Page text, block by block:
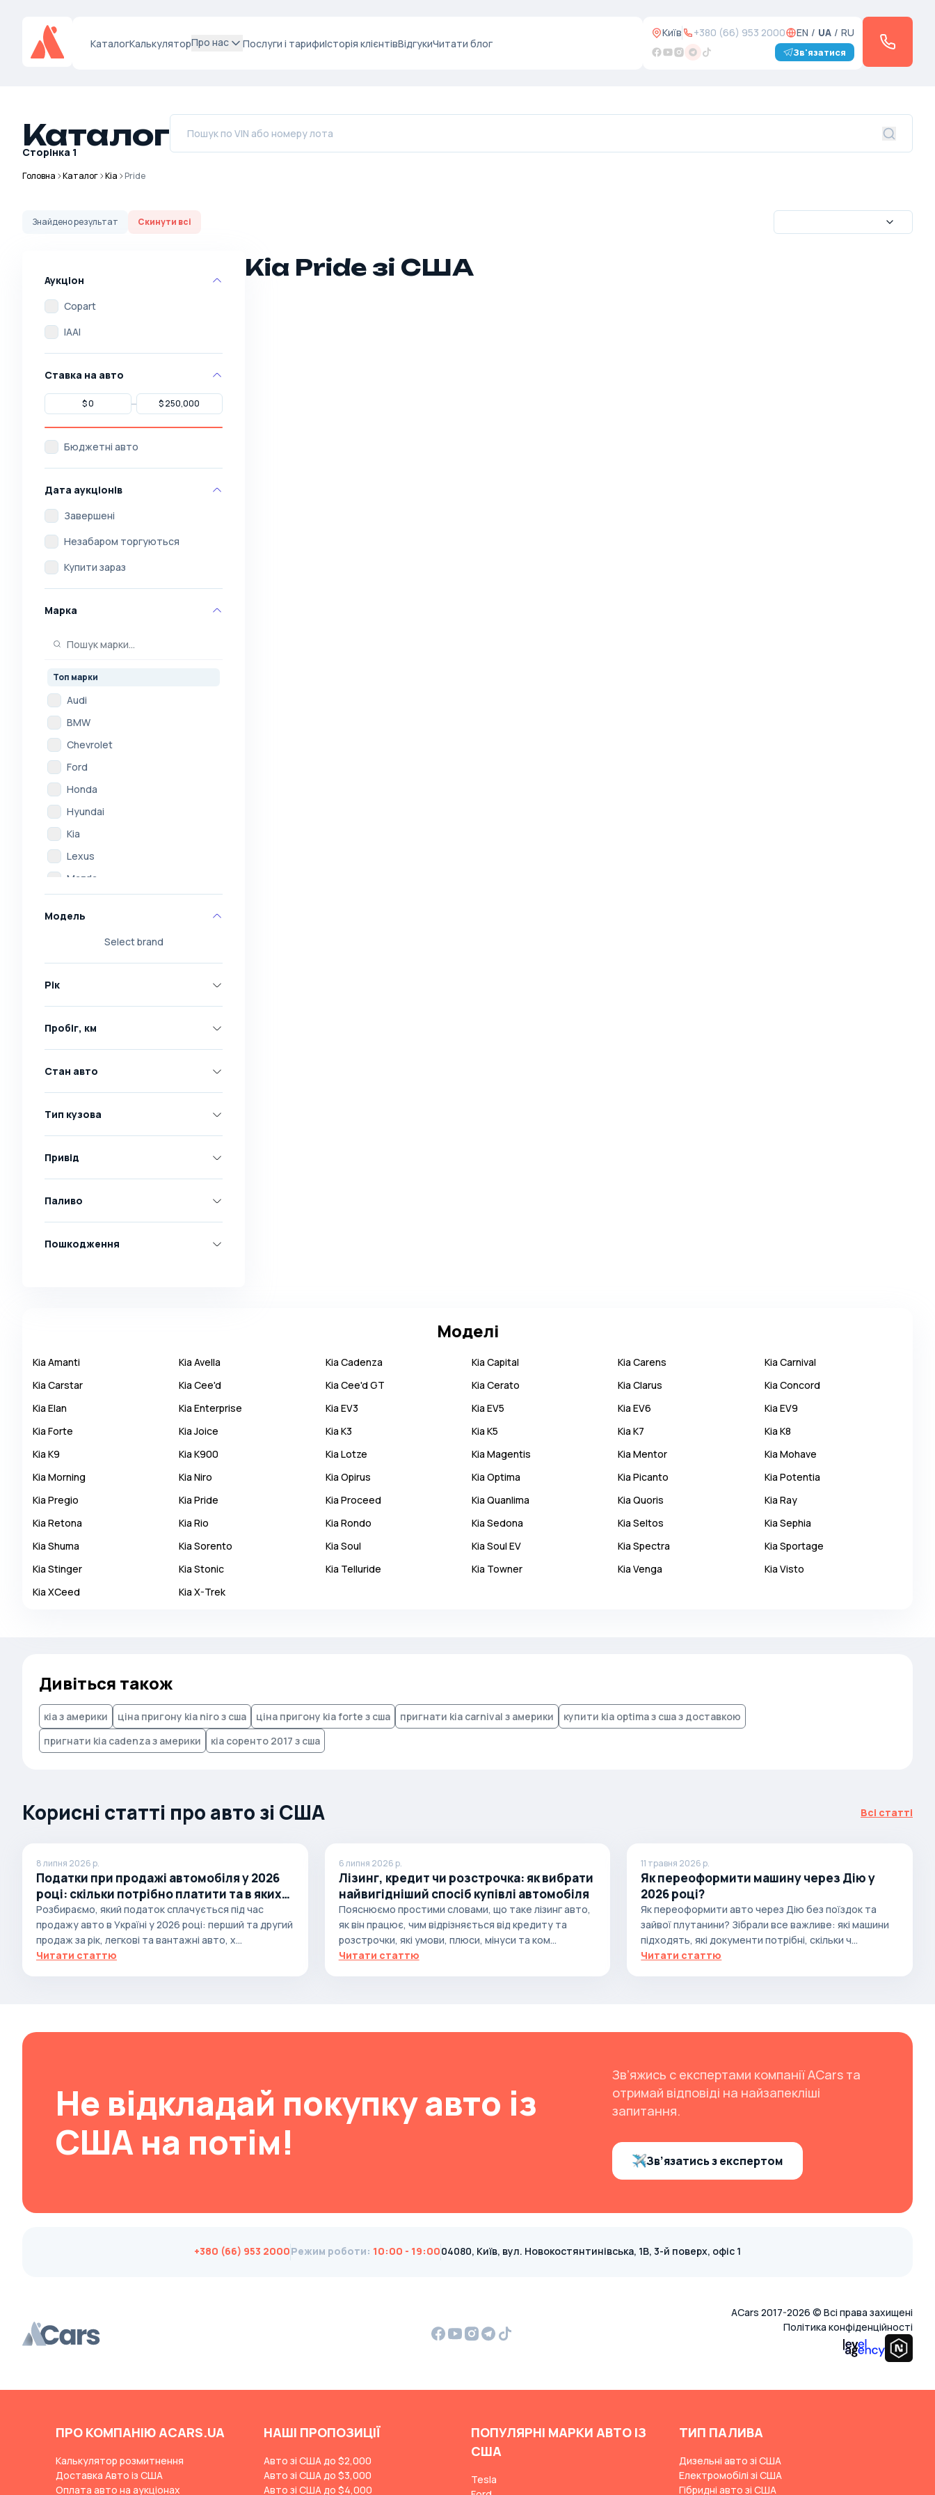
КаталогКалькуляторПро нас Послуги і тарифиІсторія клієнтівВідгукиЧитати блог
Київ +380 (66) 953 2000 EN / UA / RU
Зв'язатися
Каталог
Сторінка 1
Головна Каталог Kia Pride
Знайденорезультат Скинути всі
Аукціон
Copart
IAAI
Ставка на авто
Бюджетні авто
Дата аукціонів
Завершені
Незабаром торгуються
Купити зараз
Марка
Топ марки
Audi
BMW
Chevrolet
Ford
Honda
Hyundai
Kia
Lexus
Mazda
Mitsubishi
Opel
Skoda
Volkswagen
Abarth
AC
Acura
Adler
Alfa Romeo
Apal
Autobianchi
Baltijas Dzips
Batmobile
Bentley
Bertone
Bitter
Borgward
Brabus
Brilliance
Bristol
Bronto
Cadillac
Callaway
Carbodies
Caterham
Chrysler
Cord
Dacia
Dadi
Модель
Select brand
Рік
Пробіг, км
Стан авто
Тип кузова
Привід
Паливо
Пошкодження
Kia Pride зі США
Моделі
Kia Amanti Kia Avella Kia Cadenza Kia Capital Kia Carens Kia Carnival
Kia Carstar Kia Cee'd Kia Cee'd GT Kia Cerato Kia Clarus Kia Concord
Kia Elan Kia Enterprise Kia EV3 Kia EV5 Kia EV6 Kia EV9
Kia Forte Kia Joice Kia K3 Kia K5 Kia K7 Kia K8
Kia K9 Kia K900 Kia Lotze Kia Magentis Kia Mentor Kia Mohave
Kia Morning Kia Niro Kia Opirus Kia Optima Kia Picanto Kia Potentia
Kia Pregio Kia Pride Kia Proceed Kia Quanlima Kia Quoris Kia Ray
Kia Retona Kia Rio Kia Rondo Kia Sedona Kia Seltos Kia Sephia
Kia Shuma Kia Sorento Kia Soul Kia Soul EV Kia Spectra Kia Sportage
Kia Stinger Kia Stonic Kia Telluride Kia Towner Kia Venga Kia Visto
Kia XCeed Kia X-Trek
Дивіться також
кіа з америки ціна пригону kia niro з сша ціна пригону kia forte з сша пригнати kia carnival з америки
купити kia optima з сша з доставкою
пригнати kia cadenza з америки
кіа соренто 2017 з сша
Корисні статті про авто зі США Всі статті
8 липня 2026 р.
Податки при продажі автомобіля у 2026
році: скільки потрібно платити та в яких
випадках
Розбираємо, який податок сплачується під час
продажу авто в Україні у 2026 році: перший та другий
продаж за рік, легкові та вантажні авто, х...
Читати статтю
6 липня 2026 р.
Лізинг, кредит чи розстрочка: як вибрати
найвигідніший спосіб купівлі автомобіля
Пояснюємо простими словами, що таке лізинг авто,
як він працює, чим відрізняється від кредиту та
розстрочки, які умови, плюси, мінуси та ком...
Читати статтю
11 травня 2026 р.
Як переоформити машину через Дію у
2026 році?
Як переоформити авто через Дію без поїздок та
зайвої плутанини? Зібрали все важливе: які машини
підходять, які документи потрібні, скільки ч...
Читати статтю
Не відкладай покупку авто із
США на потім!
Зв’яжись с експертами компанії ACars та
отримай відповіді на найзапекліші
запитання.
Зв’язатись з експертом
+380 (66) 953 2000Режим роботи: 10:00 - 19:0004080, Київ, вул. Новокостянтинівська, 1В, 3-й поверх, офіс 1
ACars 2017-2026 © Всі права захищені
Політика конфіденційності
ПРО КОМПАНІЮ ACARS.UA
Калькулятор розмитнення
Доставка Авто із США
Оплата авто на аукціонах
НАШІ ПРОПОЗИЦІЇ
Авто зі США до $2,000
Авто зі США до $3,000
Авто зі США до $4,000
ПОПУЛЯРНІ МАРКИ АВТО ІЗ
США
Tesla
ТИП ПАЛИВА
Дизельні авто зі США
Електромобілі зі США
Гібридні авто зі США